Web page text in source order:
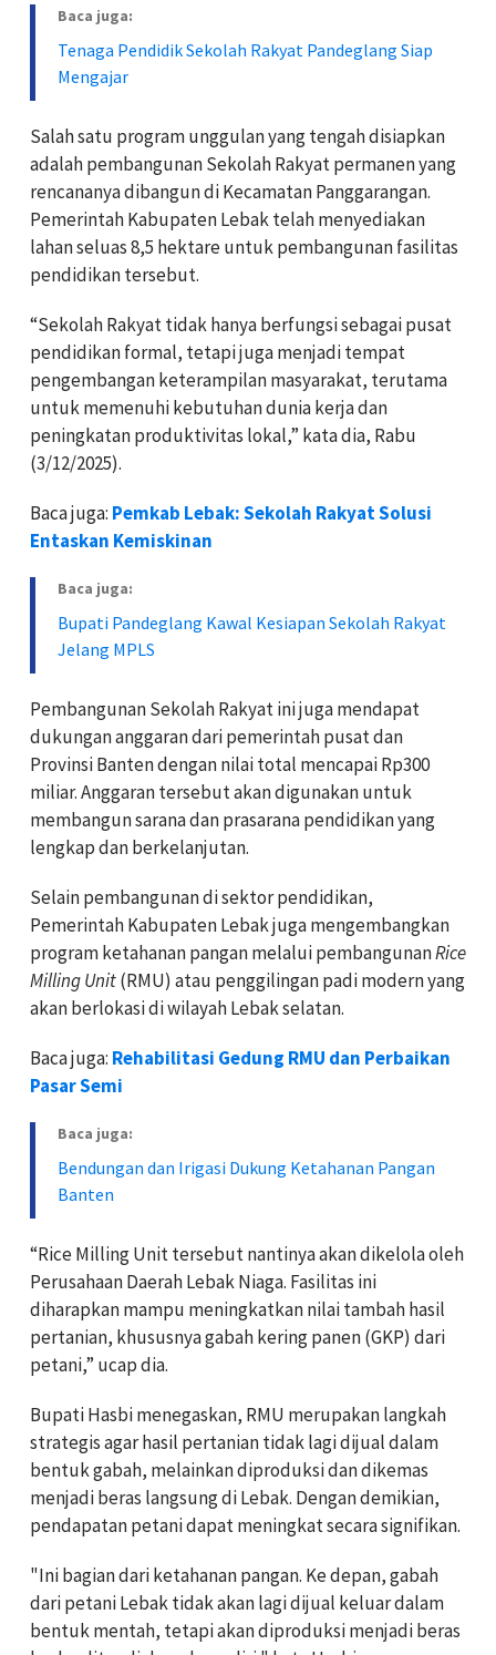
Baca juga:
Tenaga Pendidik Sekolah Rakyat Pandeglang Siap
Mengajar
Salah satu program unggulan yang tengah disiapkan
adalah pembangunan Sekolah Rakyat permanen yang
rencananya dibangun di Kecamatan Panggarangan.
Pemerintah Kabupaten Lebak telah menyediakan
lahan seluas 8,5 hektare untuk pembangunan fasilitas
pendidikan tersebut.
“Sekolah Rakyat tidak hanya berfungsi sebagai pusat
pendidikan formal, tetapi juga menjadi tempat
pengembangan keterampilan masyarakat, terutama
untuk memenuhi kebutuhan dunia kerja dan
peningkatan produktivitas lokal,” kata dia, Rabu
(3/12/2025).
Baca juga: Pemkab Lebak: Sekolah Rakyat Solusi
Entaskan Kemiskinan
Baca juga:
Bupati Pandeglang Kawal Kesiapan Sekolah Rakyat
Jelang MPLS
Pembangunan Sekolah Rakyat ini juga mendapat
dukungan anggaran dari pemerintah pusat dan
Provinsi Banten dengan nilai total mencapai Rp300
miliar. Anggaran tersebut akan digunakan untuk
membangun sarana dan prasarana pendidikan yang
lengkap dan berkelanjutan.
Selain pembangunan di sektor pendidikan,
Pemerintah Kabupaten Lebak juga mengembangkan
program ketahanan pangan melalui pembangunanRice
Milling Unit(RMU) atau penggilingan padi modern yang
akan berlokasi di wilayah Lebak selatan.
Baca juga: Rehabilitasi Gedung RMU dan Perbaikan
Pasar Semi
Baca juga:
Bendungan dan Irigasi Dukung Ketahanan Pangan
Banten
“Rice Milling Unit tersebut nantinya akan dikelola oleh
Perusahaan Daerah Lebak Niaga. Fasilitas ini
diharapkan mampu meningkatkan nilai tambah hasil
pertanian, khususnya gabah kering panen (GKP) dari
petani,” ucap dia.
Bupati Hasbi menegaskan, RMU merupakan langkah
strategis agar hasil pertanian tidak lagi dijual dalam
bentuk gabah, melainkan diproduksi dan dikemas
menjadi beras langsung di Lebak. Dengan demikian,
pendapatan petani dapat meningkat secara signifikan.
"Ini bagian dari ketahanan pangan. Ke depan, gabah
dari petani Lebak tidak akan lagi dijual keluar dalam
bentuk mentah, tetapi akan diproduksi menjadi beras